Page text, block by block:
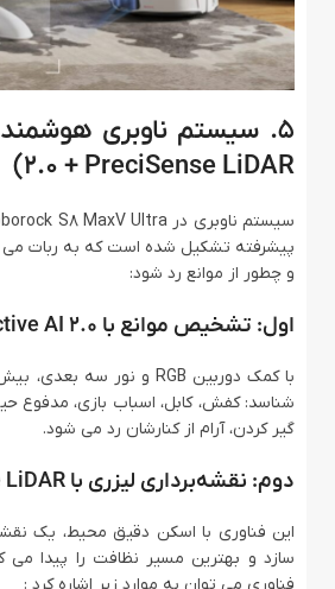
2.0 + PreciSense LiDAR)
پیشرفته تشکیل شده است که به ربات می‌
و چطور از موانع رد شود:
اول: تشخیص موانع با Reactive AI 2.0
شناسد: کفش، کابل، اسباب‌ بازی، مدفوع
گیر کردن، آرام از کنارشان رد می‌ شود.
دوم: نقشه‌برداری لیزری با PreciSense LiDAR
سازد و بهترین مسیر نظافت را پیدا می‌
فناوری می توان به موارد زیر اشاره کرد :